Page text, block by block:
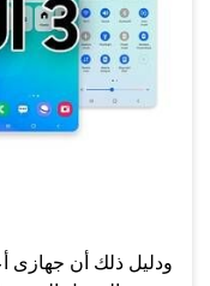
ودليل ذلك أن جهازى